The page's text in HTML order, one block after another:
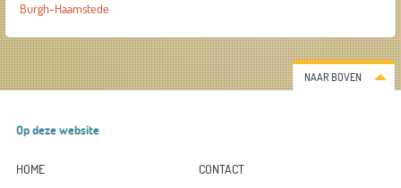
Burgh-Haamstede
NAAR BOVEN
Op deze website
HOME
CONTACT